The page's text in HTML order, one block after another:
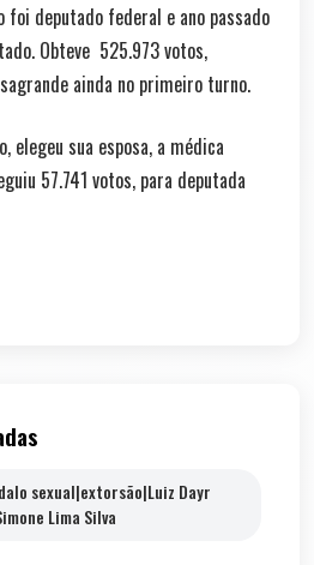
foi deputado federal e ano passado
Obteve 525.973 votos,
ainda no primeiro turno.
elegeu sua esposa, a médica
57.741 votos, para deputada
sexual|extorsão|Luiz Dayr
Lima Silva